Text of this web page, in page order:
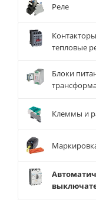
Реле
тепловые
Блоки
Клеммы и